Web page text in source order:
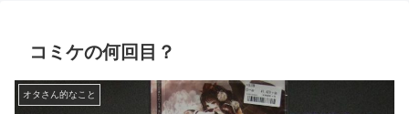
コミケの何回目？
オタさん的なこと